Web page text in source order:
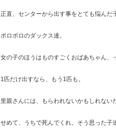
正直、センターから出す事をとても悩んだ
ボロボロのダックス達。
女の子のほうはものすごくおばあちゃん、
1匹だけ出すなら、もう1匹も。
里親さんには、もらわれないかもしれない
せめて、うちで死んでくれ。そう思った子